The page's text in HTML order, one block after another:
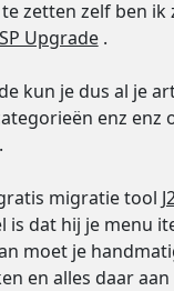
zetten zelf ben ik
SP Upgrade.
kun je dus al je
enz enz
migratie tool
is dat hij je menu
moet je
en alles daar